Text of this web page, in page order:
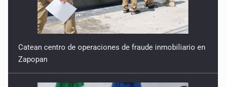
Catean centro de operaciones de fraude inmobiliario en
Zapopan